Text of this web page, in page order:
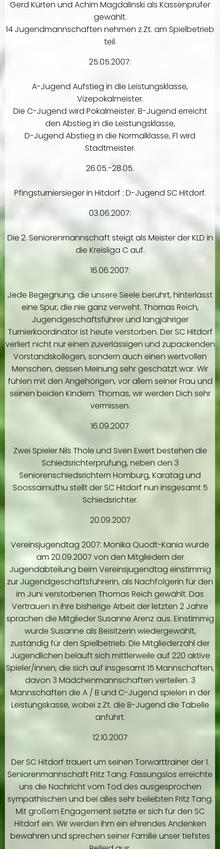
Gerd Kürten und Achim Magdalinski als Kassenprüfer
gewählt.
14 Jugendmannschaften nehmen z.Zt. am Spielbetrieb
teil.
25.05.2007:
A-Jugend Aufstieg in die Leistungsklasse,
Vizepokalmeister.
Die C-Jugend wird Pokalmeister. B-Jugend erreicht
den Abstieg in die Leistungsklasse,
D-Jugend Abstieg in die Normalklasse, F1 wird
Stadtmeister.
26.05.-28.05.
Pfingsturniersieger in Hitdorf : D-Jugend SC Hitdorf.
03.06.2007:
Die 2. Seniorenmannschaft steigt als Meister der KLD in
die Kreisliga C auf.
16.06.2007:
Jede Begegnung, die unsere Seele berührt, hinterlässt
eine Spur, die nie ganz verweht. Thomas Reich,
Jugendgeschäftsführer und langjähriger
Turnierkoordinator ist heute verstorben. Der SC Hitdorf
verliert nicht nur einen zuverlässigen und zupackenden
Vorstandskollegen, sondern auch einen wertvollen
Menschen, dessen Meinung sehr geschätzt war. Wir
fühlen mit den Angehörigen, vor allem seiner Frau und
seinen beiden Kindern. Thomas, wir werden Dich sehr
vermissen.
16.09.2007
Zwei Spieler Nils Thole und Sven Ewert bestehen die
Schiedsrichterprüfung, neben den 3
Seniorenschiedsrichtern Homburg, Karatag und
Soossaimuthu stellt der SC Hitdorf nun insgesamt 5
Schiedsrichter.
20.09.2007
Vereinsjugendtag 2007: Monika Quodt-Kania wurde
am 20.09.2007 von den Mitgliedern der
Jugendabteilung beim Vereinsjugendtag einstimmig
zur Jugendgeschäftsführerin, als Nachfolgerin für den
im Juni verstorbenen Thomas Reich gewählt. Das
Vertrauen in ihre bisherige Arbeit der letzten 2 Jahre
sprachen die Mitglieder Susanne Arenz aus. Einstimmig
wurde Susanne als Beisitzerin wiedergewählt,
zuständig für den Spielbetrieb. Die Mitgliederzahl der
Jugendlichen beläuft sich mittlerweile auf 220 aktive
Spieler/innen, die sich auf insgesamt 15 Mannschaften,
davon 3 Mädchenmannschaften verteilen. 3
Mannschaften die A / B und C-Jugend spielen in der
Leistungskasse, wobei z.Zt. die B-Jugend die Tabelle
anführt.
12.10.2007
Der SC Hitdorf trauert um seinen Torwarttrainer der 1.
Seniorenmannschaft Fritz Tang. Fassungslos erreichte
uns die Nachricht vom Tod des ausgesprochen
sympathischen und bei alles sehr beliebten Fritz Tang.
Mit großem Engagement setzte er sich für den SC
Hitdorf ein. Wir werden ihm ein ehrendes Andenken
bewahren und sprechen seiner Familie unser tiefstes